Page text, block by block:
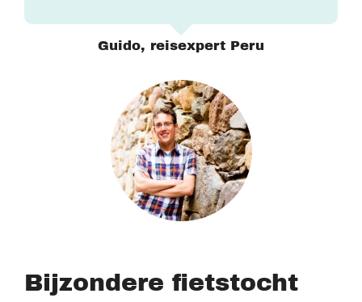
Guido, reisexpert Peru
Bijzondere fietstocht